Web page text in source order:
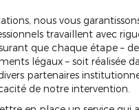
nous vous
travaillent avec
que chaque étape –
légaux – soit réalisée
partenaires
de notre intervention.